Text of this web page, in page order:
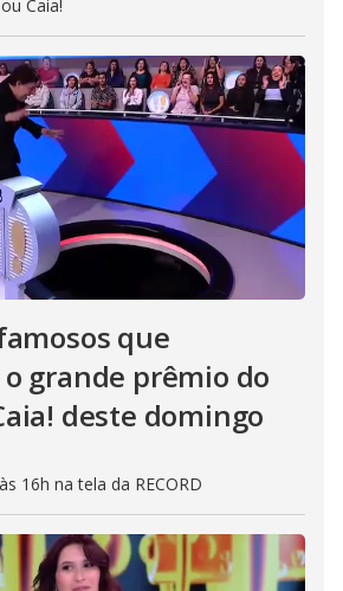
Caia!
que
grande prêmio do
deste domingo
16h na tela da RECORD